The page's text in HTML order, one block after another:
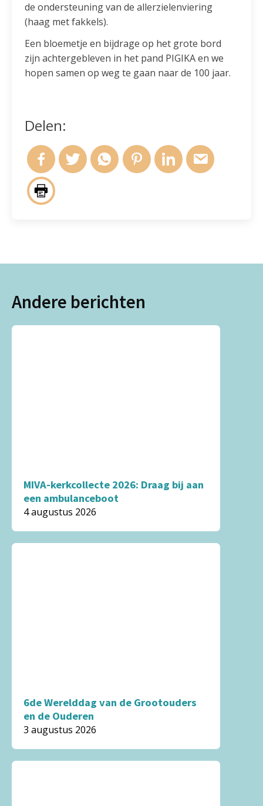
de ondersteuning van de allerzielenviering
(haag met fakkels).
Een bloemetje en bijdrage op het grote bord
zijn achtergebleven in het pand PIGIKA en we
hopen samen op weg te gaan naar de 100 jaar.
Delen:
Andere berichten
MIVA-kerkcollecte 2026: Draag bij aan
een ambulanceboot
4 augustus 2026
6de Wereld­dag van de Groot­ouders
en de Ouderen
3 augustus 2026